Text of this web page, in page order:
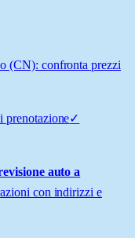
(CN): confronta prezzi
prenotazione✓
auto a
con indirizzi e